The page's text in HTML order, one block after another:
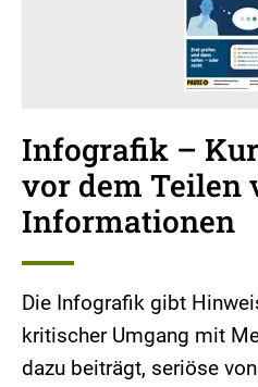
Infografik –
vor dem Teilen
Informationen
Die Infografik gibt
kritischer Umgang mit
dazu beiträgt, seriöse